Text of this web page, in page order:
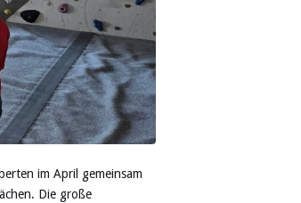
im April gemeinsam
Die große